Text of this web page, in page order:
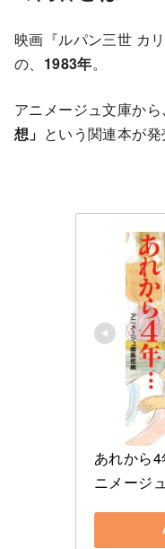
映画『ルパン三世 カ
の、 1983年。
アニメージュ文庫から
想」 という関連本が発
あれから
ニメージ